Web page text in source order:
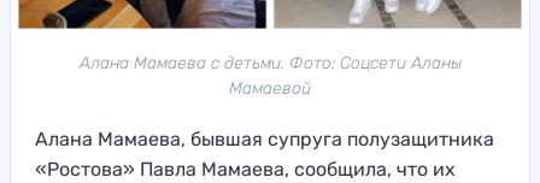
Алана Мамаева с детьми. Фото: Соцсети Аланы
Мамаевой
Алана Мамаева, бывшая супруга полузащитника
«Ростова» Павла Мамаева, сообщила, что их